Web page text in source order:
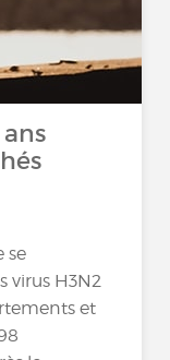
se
virus H3N2
et